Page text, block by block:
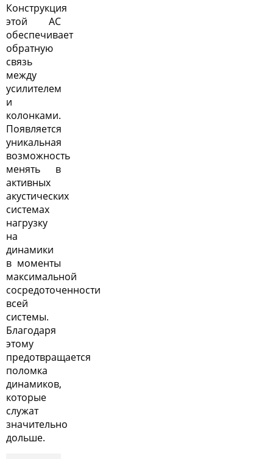
Конструкция
этой АС
обеспечивает
обратную
связь
между
усилителем
и
колонками.
Появляется
уникальная
возможность
менять в
активных
акустических
системах
нагрузку
на
динамики
в моменты
максимальной
сосредоточенности
всей
системы.
Благодаря
этому
предотвращается
поломка
динамиков,
которые
служат
значительно
дольше.